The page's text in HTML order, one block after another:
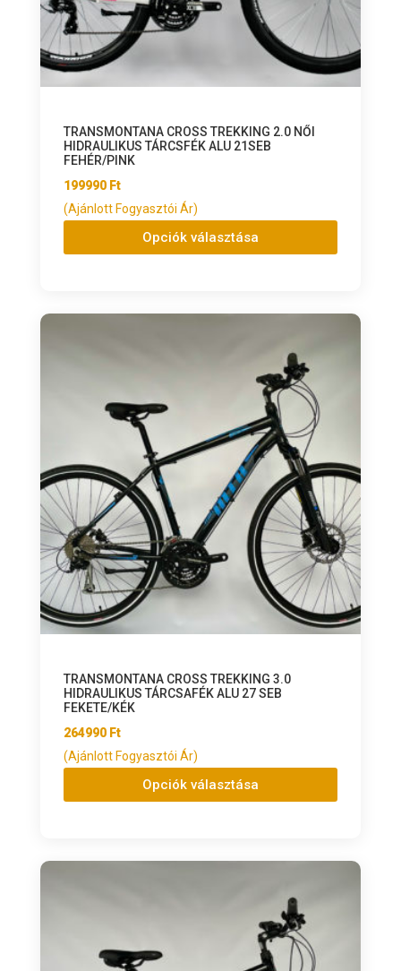
TRANSMONTANA CROSS TREKKING 2.0 NŐI
HIDRAULIKUS TÁRCSFÉK ALU 21SEB
FEHÉR/PINK
199990 Ft
(Ajánlott Fogyasztói Ár)
Opciók választása
TRANSMONTANA CROSS TREKKING 3.0
HIDRAULIKUS TÁRCSAFÉK ALU 27 SEB
FEKETE/KÉK
264990 Ft
(Ajánlott Fogyasztói Ár)
Opciók választása